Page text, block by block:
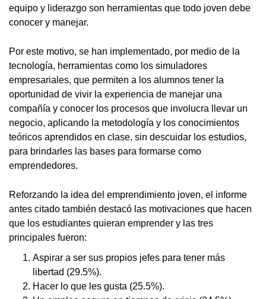
equipo y liderazgo son herramientas que todo joven debe
conocer y manejar.
Por este motivo, se han implementado, por medio de la
tecnología, herramientas como los simuladores
empresariales, que permiten a los alumnos tener la
oportunidad de vivir la experiencia de manejar una
compañía y conocer los procesos que involucra llevar un
negocio, aplicando la metodología y los conocimientos
teóricos aprendidos en clase, sin descuidar los estudios,
para brindarles las bases para formarse como
emprendedores.
Reforzando la idea del emprendimiento joven, el informe
antes citado también destacó las motivaciones que hacen
que los estudiantes quieran emprender y las tres
principales fueron:
Aspirar a ser sus propios jefes para tener más
libertad (29.5%).
Hacer lo que les gusta (25.5%).